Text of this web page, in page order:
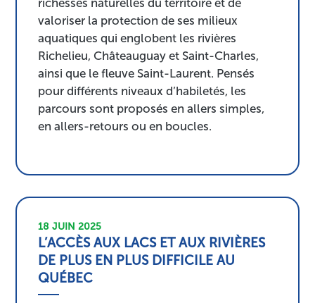
richesses naturelles du territoire et de
valoriser la protection de ses milieux
aquatiques qui englobent les rivières
Richelieu, Châteauguay et Saint-Charles,
ainsi que le fleuve Saint-Laurent. Pensés
pour différents niveaux d’habiletés, les
parcours sont proposés en allers simples,
en allers-retours ou en boucles.
18 JUIN 2025
L’ACCÈS AUX LACS ET AUX RIVIÈRES
DE PLUS EN PLUS DIFFICILE AU
QUÉBEC